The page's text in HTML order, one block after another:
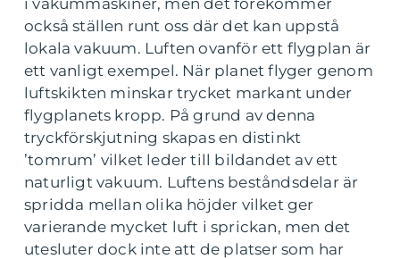
i vakummaskiner, men det förekommer
också ställen runt oss där det kan uppstå
lokala vakuum. Luften ovanför ett flygplan är
ett vanligt exempel. När planet flyger genom
luftskikten minskar trycket markant under
flygplanets kropp. På grund av denna
tryckförskjutning skapas en distinkt
’tomrum’ vilket leder till bildandet av ett
naturligt vakuum. Luftens beståndsdelar är
spridda mellan olika höjder vilket ger
varierande mycket luft i sprickan, men det
utesluter dock inte att de platser som har